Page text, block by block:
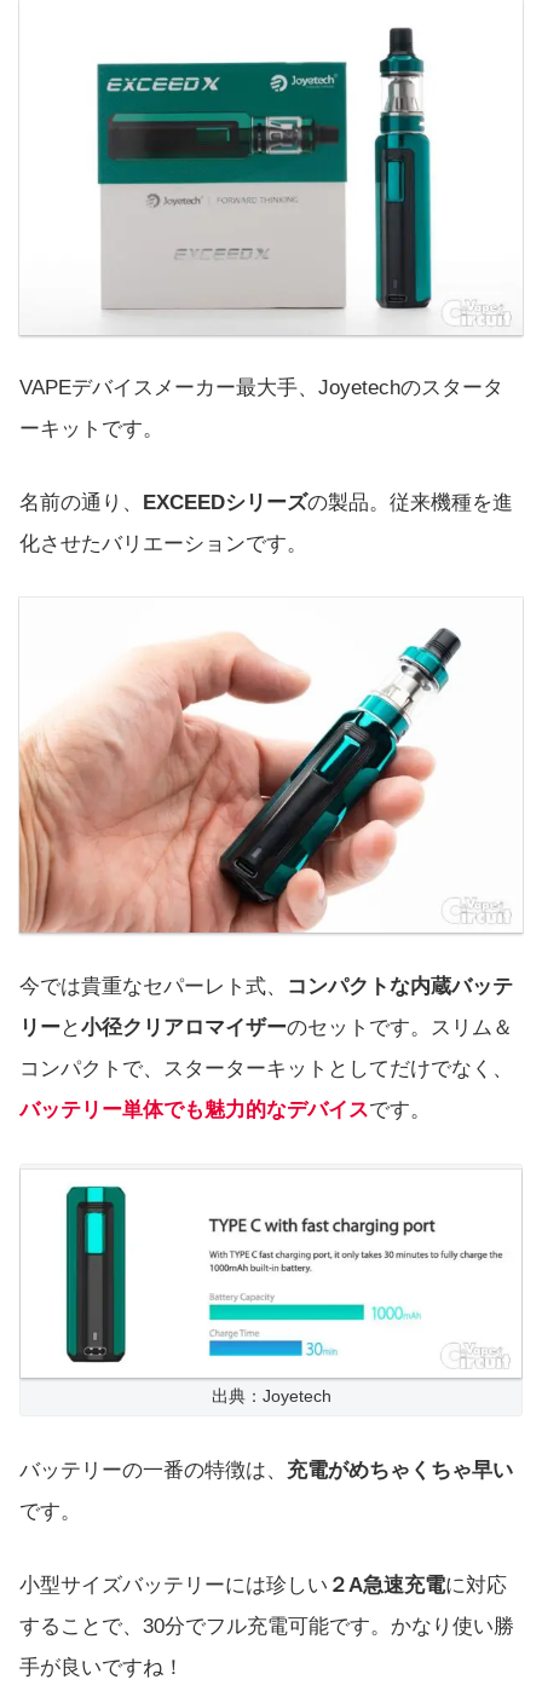
VAPEデバイスメーカー最大手、Joyetechのスタータ
ーキットです。
名前の通り、 EXCEEDシリーズの製品。従来機種を進
化させたバリエーションです。
今では貴重なセパーレト式、
コンパクトな内蔵バッテ
リーと小径クリアロマイザーのセットです。スリム＆
コンパクトで、スターターキットとしてだけでなく、
バッテリー単体でも魅力的なデバイスです。
出典：Joyetech
バッテリーの一番の特徴は、 充電がめちゃくちゃ早い
です。
小型サイズバッテリーには珍しい ２A急速充電に対応
することで、30分でフル充電可能です。かなり使い勝
手が良いですね！